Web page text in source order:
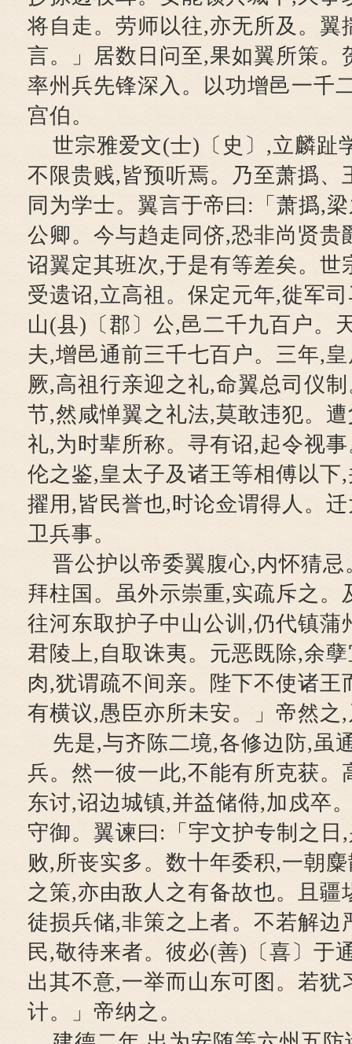
将自走。劳师以往,亦无所及。翼
言。」居数日问至,果如翼所策。
率州兵先锋深入。以功增邑一千
宫伯。
世宗雅爱文(士)〔史〕,立麟趾
不限贵贱,皆预听焉。乃至萧撝、
同为学士。翼言于帝曰:「萧撝,
公卿。今与趋走同侪,恐非尚贤贵
诏翼定其班次,于是有等差矣。世
受遗诏,立高祖。保定元年,徙军
山(县)〔郡〕公,邑二千九百户。
夫,增邑通前三千七百户。三年,
厥,高祖行亲迎之礼,命翼总司仪
节,然咸惮翼之礼法,莫敢违犯。
礼,为时辈所称。寻有诏,起令视
伦之鉴,皇太子及诸王等相傅以下
擢用,皆民誉也,时论佥谓得人。
卫兵事。
晋公护以帝委翼腹心,内怀猜
拜柱国。虽外示崇重,实疏斥之。
往河东取护子中山公训,仍代镇蒲
君陵上,自取诛夷。元恶既除,余
肉,犹谓疏不间亲。陛下不使诸王
有横议,愚臣亦所未安。」帝然之
先是,与齐陈二境,各修边防,虽
兵。然一彼一此,不能有所克获。
东讨,诏边城镇,并益储偫,加戍卒
守御。翼谏曰:「宇文护专制之日
败,所丧实多。数十年委积,一朝
之策,亦由敌人之有备故也。且疆
徒损兵储,非策之上者。不若解边
民,敬待来者。彼必(善)〔喜〕于
出其不意,一举而山东可图。若犹
计。」帝纳之。